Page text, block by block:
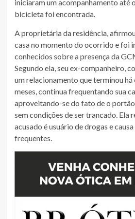
iniciaram um acompanhamento até
bicicleta foi encontrada.
A proprietária da residência,
casa no momento do ocorrido e foi
conhecidos sobre a presença da
Segundo ela, seu ex-companheiro,
um relacionamento que terminou
meses, continua frequentando sua
aproveitando-se do fato de o
sem condições de ser trancado. Ela
acusado é usuário de drogas e
frequentes.